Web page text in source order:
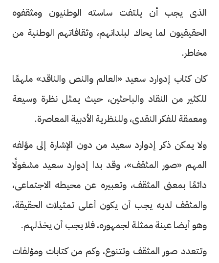
الذى يجب أن يلتفت ساسته الوطنيون ومثقفوه
الحقيقيون لما يحاك لبلدانهم، وثقافاتهم الوطنية من
مخاطر.
كان كتاب إدوارد سعيد «العالم والنص والناقد» ملهمًا
للكثير من النقاد والباحثين، حيث يمثل نظرة وسيعة
ومعمقة للفكر النقدى، وللنظرية الأدبية المعاصرة.
ولا يمكن ذكر إدوارد سعيد من دون الإشارة إلى مؤلفه
المهم «صور المثقف»، وقد بدا إدوارد سعيد مشغولًا
دائمًا بمعنى المثقف، وتعبيره عن محيطه الاجتماعى،
والمثقف لديه يجب أن يكون أعلى تمثيلات الحقيقة،
وهو أيضا عينة ممثلة لجمهوره، فلا يجب أن يخذلهم.
وتتعدد صور المثقف وتتنوع، وكم من كتابات ومؤلفات